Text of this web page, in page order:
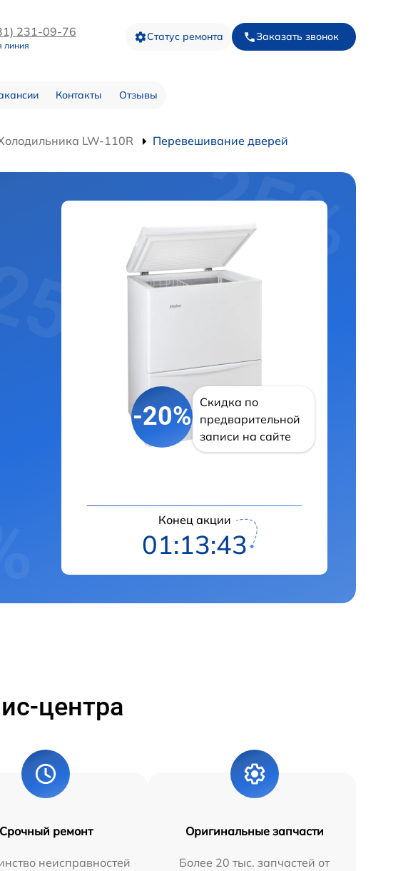
231-09-76
линия
Статус ремонта Заказать звонок
Контакты Отзывы
LW-110R Перевешивание дверей
-20%
Скидка по
предварительной
записи на сайте
Конец акции
01:13:42
центра
Срочный ремонт
неисправностей
Оригинальные запчасти
Более 20 тыс. запчастей от